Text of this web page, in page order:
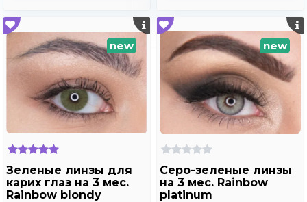
new
Зеленые линзы для
карих глаз на 3 мес.
Rainbow blondy
new
Серо-зеленые линзы
на 3 мес. Rainbow
platinum